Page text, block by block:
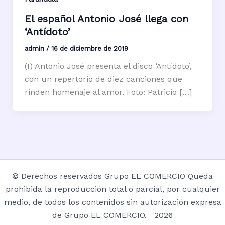
El español Antonio José llega con
‘Antídoto’
admin / 16 de diciembre de 2019
(I) Antonio José presenta el disco ‘Antídoto’,
con un repertorio de diez canciones que
rinden homenaje al amor. Foto: Patricio […]
© Derechos reservados Grupo EL COMERCIO Queda
prohibida la reproducción total o parcial, por cualquier
medio, de todos los contenidos sin autorización expresa
de Grupo EL COMERCIO. 2026